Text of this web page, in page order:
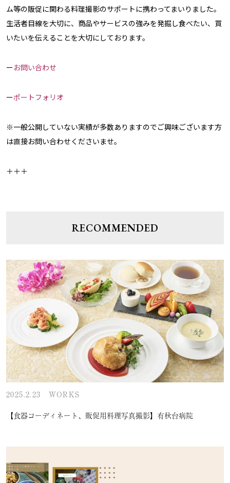
ム等の販促に関わる料理撮影のサポートに携わってまいりました。
生活者目線を大切に、商品やサービスの強みを発掘し食べたい、買
いたいを伝えることを大切にしております。
ーお問い合わせ
ーポートフォリオ
※一般公開していない実績が多数ありますのでご興味ございます方
は直接お問い合わせくださいませ。
＋＋＋
RECOMMENDED
2025.2.23 WORKS
【食器コーディネート、販促用料理写真撮影】有秋台病院